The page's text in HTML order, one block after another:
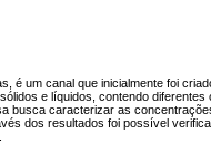
é um canal que inicialmente foi
e líquidos, contendo
busca caracterizar as
dos resultados foi possível